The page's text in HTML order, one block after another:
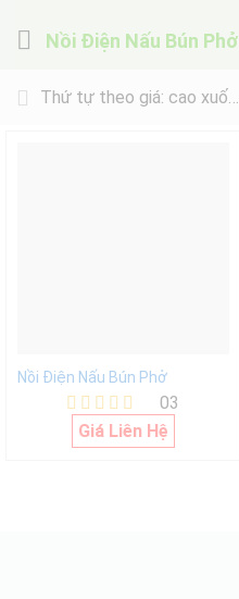
Nồi Điện Nấu Bún Phở
Thứ tự theo giá: cao xuống thấp
Nồi Điện Nấu Bún Phở
Được xếp
hạng
03
Giá Liên Hệ